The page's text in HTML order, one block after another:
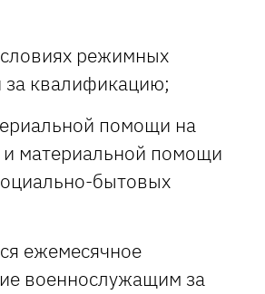
режимных
за квалификацию;
помощи на
материальной помощи
бытовых
ежемесячное
военнослужащим за